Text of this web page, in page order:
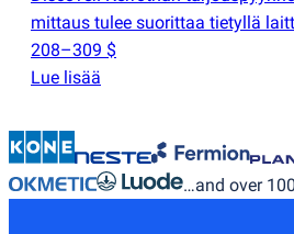
mittaus tulee suorittaa tietyllä
208–309 $
Lue lisää
…and over